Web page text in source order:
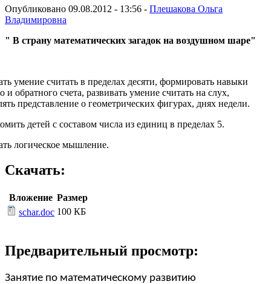
Опубликовано 09.08.2012 - 13:56 - Плешакова Ольга
Владимировна
" В страну математических загадок на воздушном шаре"
умение считать в пределах десяти, формировать навыки
и обратного счета, развивать умение считать на слух,
представление о геометрических фигурах, днях недели.
детей с составом числа из единиц в пределах 5.
логическое мышление.
Скачать:
Вложение Размер
schar.doc 100 КБ
Предварительный просмотр:
Занятие по математическому развитию